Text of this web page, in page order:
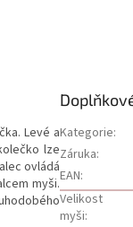
Levé a
lze
ovládá
myši.
Kategorie:
Záruka:
EAN:
Velikost
myši: